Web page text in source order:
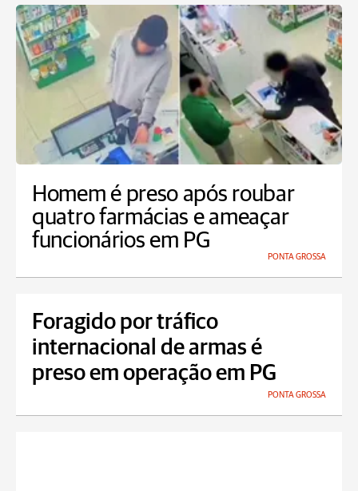
Homem é preso após roubar
quatro farmácias e ameaçar
funcionários em PG
PONTA GROSSA
Foragido por tráfico
internacional de armas é
preso em operação em PG
PONTA GROSSA